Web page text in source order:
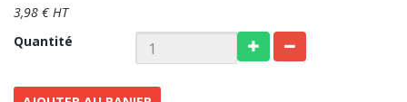
3,98 € HT
Quantité